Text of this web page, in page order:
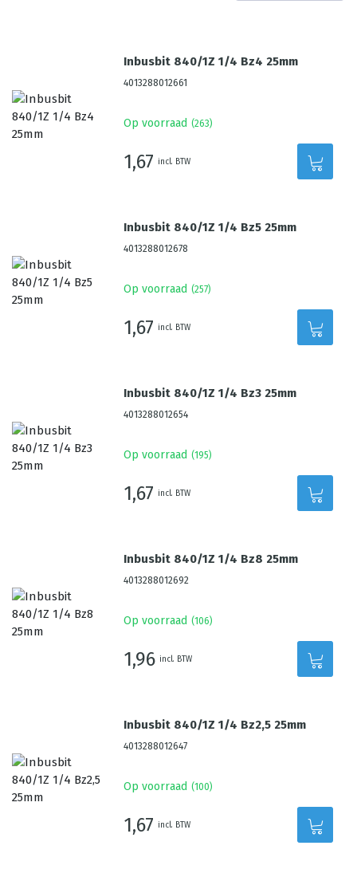
Inbusbit 840/1Z 1/4 Bz4 25mm
4013288012661
Op voorraad (263)
1,67 incl. BTW
Inbusbit 840/1Z 1/4 Bz5 25mm
4013288012678
Op voorraad (257)
1,67 incl. BTW
Inbusbit 840/1Z 1/4 Bz3 25mm
4013288012654
Op voorraad (195)
1,67 incl. BTW
Inbusbit 840/1Z 1/4 Bz8 25mm
4013288012692
Op voorraad (106)
1,96 incl. BTW
Inbusbit 840/1Z 1/4 Bz2,5 25mm
4013288012647
Op voorraad (100)
1,67 incl. BTW